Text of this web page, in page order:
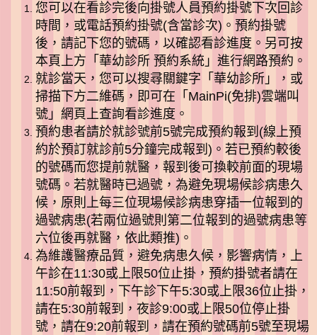
您可以在看診完後向掛號人員預約掛號下次回診
時間，或電話預約掛號(含當診次)。預約掛號
後，請記下您的號碼，以確認看診進度。另可按
本頁上方「華幼診所 預約系統」進行網路預約。
就診當天，您可以搜尋關鍵字「華幼診所」，或
掃描下方二維碼，即可在「MainPi(免排)雲端叫
號」網頁上查詢看診進度。
預約患者請於就診號前5號完成預約報到(線上預
約於預訂就診前5分鐘完成報到)。若已預約較後
的號碼而您提前就醫，報到後可換較前面的現場
號碼。若就醫時已過號，為避免現場候診病患久
候，原則上每三位現場候診病患穿插一位報到的
過號病患(若兩位過號則第二位報到的過號病患等
六位後再就醫，依此類推)。
為維護醫療品質，避免病患久候，影響病情，上
午診在11:30或上限50位止掛，預約掛號者請在
11:50前報到，下午診下午5:30或上限36位止掛，
請在5:30前報到，夜診9:00或上限50位停止掛
號，請在9:20前報到，請在預約號碼前5號至現場